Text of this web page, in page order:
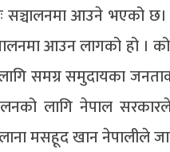
सञ्चालनमा आउने भएको
आउन लागको हो ।
समग्र समुदायका
लागि नेपाल
मसहूद खान नेपालीले